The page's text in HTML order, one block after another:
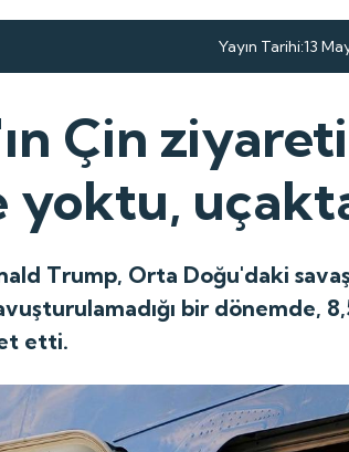
Yayın Tarihi:13
Çin
yoktu,
Trump, Orta Doğu'daki
bir dönemde,
etti.